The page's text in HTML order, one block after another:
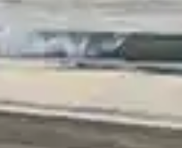
ulteriori
uno
pagina